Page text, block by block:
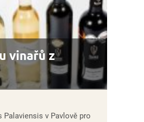
vinařů z
v Pavlově pro